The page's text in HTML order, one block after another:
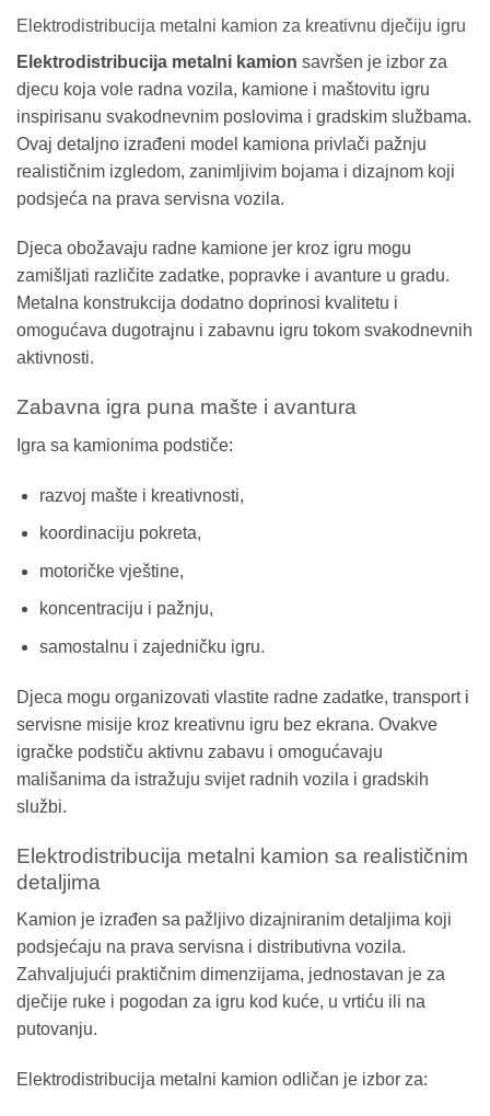
Elektrodistribucija metalni kamion za kreativnu dječiju igru
Elektrodistribucija metalni kamion savršen je izbor za
djecu koja vole radna vozila, kamione i maštovitu igru
inspirisanu svakodnevnim poslovima i gradskim službama.
Ovaj detaljno izrađeni model kamiona privlači pažnju
realističnim izgledom, zanimljivim bojama i dizajnom koji
podsjeća na prava servisna vozila.
Djeca obožavaju radne kamione jer kroz igru mogu
zamišljati različite zadatke, popravke i avanture u gradu.
Metalna konstrukcija dodatno doprinosi kvalitetu i
omogućava dugotrajnu i zabavnu igru tokom svakodnevnih
aktivnosti.
Zabavna igra puna mašte i avantura
Igra sa kamionima podstiče:
razvoj mašte i kreativnosti,
koordinaciju pokreta,
motoričke vještine,
koncentraciju i pažnju,
samostalnu i zajedničku igru.
Djeca mogu organizovati vlastite radne zadatke, transport i
servisne misije kroz kreativnu igru bez ekrana. Ovakve
igračke podstiču aktivnu zabavu i omogućavaju
mališanima da istražuju svijet radnih vozila i gradskih
službi.
Elektrodistribucija metalni kamion sa realističnim
detaljima
Kamion je izrađen sa pažljivo dizajniranim detaljima koji
podsjećaju na prava servisna i distributivna vozila.
Zahvaljujući praktičnim dimenzijama, jednostavan je za
dječije ruke i pogodan za igru kod kuće, u vrtiću ili na
putovanju.
Elektrodistribucija metalni kamion odličan je izbor za: